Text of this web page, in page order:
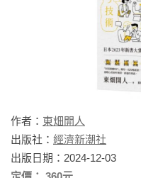
作者： 東畑開人
出版社： 經濟新潮社
出版日期：2024-12-03